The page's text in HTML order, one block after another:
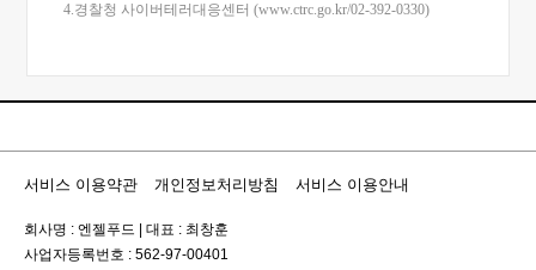
4.경찰청 사이버테러대응센터 (www.ctrc.go.kr/02-392-0330)
서비스 이용약관 개인정보처리방침 서비스 이용안내
회사명 : 엔젤푸드
대표 : 최창훈
사업자등록번호 : 562-97-00401